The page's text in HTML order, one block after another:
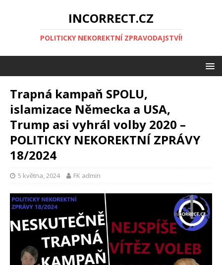
INCORRECT.CZ
POLITICKY NEKOREKTNÍ ZPRAVODAJSTVÍ!
Trapná kampaň SPOLU,
islamizace Německa a USA,
Trump asi vyhrál volby 2020 –
POLITICKY NEKOREKTNÍ ZPRÁVY
18/2024
5 května, 2024 FK admin